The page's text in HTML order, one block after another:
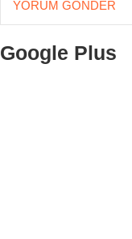
YORUM GÖNDER
Google Plus